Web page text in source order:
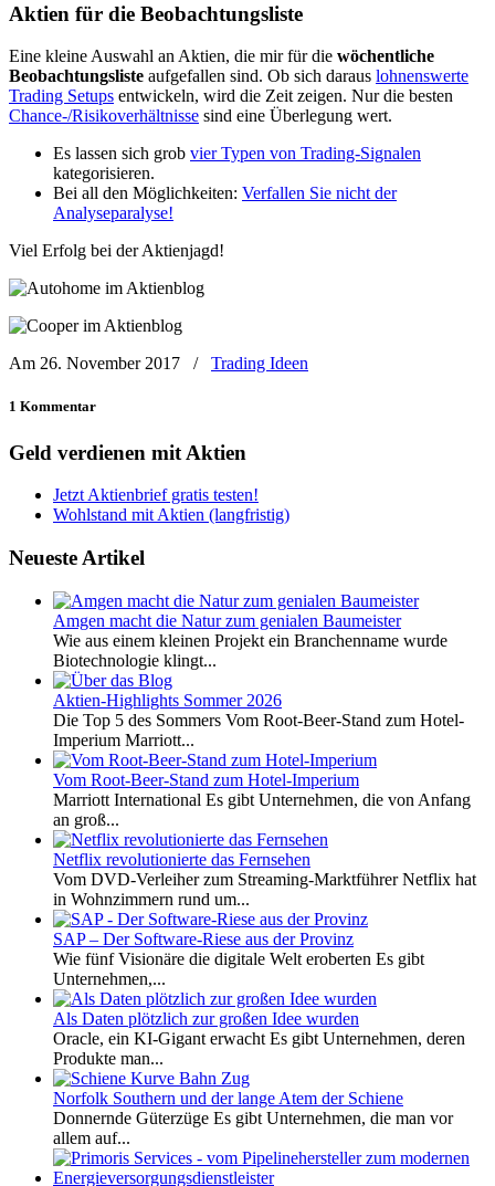
Aktien für die Beobachtungsliste
Eine kleine Auswahl an Aktien, die mir für die wöchentliche
Beobachtungsliste aufgefallen sind. Ob sich daraus lohnenswerte
Trading Setups entwickeln, wird die Zeit zeigen. Nur die besten
Chance-/Risikoverhältnisse sind eine Überlegung wert.
Es lassen sich grob vier Typen von Trading-Signalen
kategorisieren.
Bei all den Möglichkeiten: Verfallen Sie nicht der
Analyseparalyse!
Viel Erfolg bei der Aktienjagd!
Am 26. November 2017 / Trading Ideen
1 Kommentar
Geld verdienen mit Aktien
Jetzt Aktienbrief gratis testen!
Wohlstand mit Aktien (langfristig)
Neueste Artikel
Amgen macht die Natur zum genialen Baumeister
Wie aus einem kleinen Projekt ein Branchenname wurde
Biotechnologie klingt...
Aktien-Highlights Sommer 2026
Die Top 5 des Sommers Vom Root-Beer-Stand zum Hotel-
Imperium Marriott...
Vom Root-Beer-Stand zum Hotel-Imperium
Marriott International Es gibt Unternehmen, die von Anfang
an groß...
Netflix revolutionierte das Fernsehen
Vom DVD-Verleiher zum Streaming-Marktführer Netflix hat
in Wohnzimmern rund um...
SAP – Der Software-Riese aus der Provinz
Wie fünf Visionäre die digitale Welt eroberten Es gibt
Unternehmen,...
Als Daten plötzlich zur großen Idee wurden
Oracle, ein KI-Gigant erwacht Es gibt Unternehmen, deren
Produkte man...
Norfolk Southern und der lange Atem der Schiene
Donnernde Güterzüge Es gibt Unternehmen, die man vor
allem auf...